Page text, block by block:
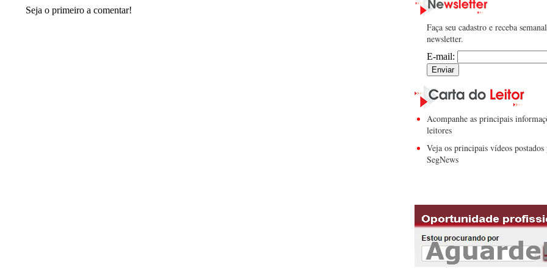
Seja o primeiro a comentar!
Faça seu cadastro e receba
newsletter.
E-mail:
Acompanhe as principais
leitores
Veja os principais vídeos
SegNews